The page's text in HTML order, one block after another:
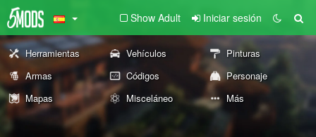
Show Adult Iniciar sesión
Herramientas Vehículos
Pinturas
Armas
Códigos
Personaje
Mapas
Misceláneo Más